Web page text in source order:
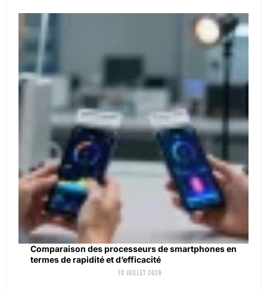
Comparaison des processeurs de smartphones en
termes de rapidité et d’efficacité
10 juillet 2026